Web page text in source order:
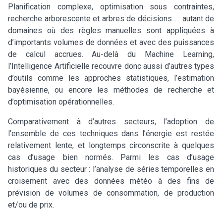
Planification complexe, optimisation sous contraintes,
recherche arborescente et arbres de décisions... : autant de
domaines où des règles manuelles sont appliquées à
d’importants volumes de données et avec des puissances
de calcul accrues. Au-delà du Machine Learning,
l’Intelligence Artificielle recouvre donc aussi d’autres types
d’outils comme les approches statistiques, l’estimation
bayésienne, ou encore les méthodes de recherche et
d’optimisation opérationnelles.
Comparativement à d’autres secteurs, l’adoption de
l’ensemble de ces techniques dans l’énergie est restée
relativement lente, et longtemps circonscrite à quelques
cas d’usage bien normés. Parmi les cas d’usage
historiques du secteur : l’analyse de séries temporelles en
croisement avec des données météo à des fins de
prévision de volumes de consommation, de production
et/ou de prix.